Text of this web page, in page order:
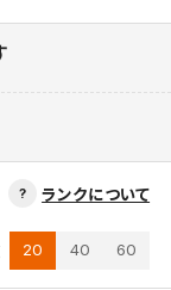
ランクについて
20 40 60